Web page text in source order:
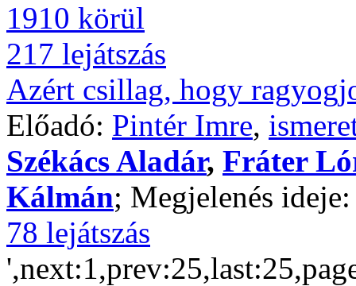
1910 körül
217 lejátszás
Azért csillag, hogy
Előadó: Pintér Imre,
Székács Aladár, Fráter
Kálmán; Megjelenés
78 lejátszás